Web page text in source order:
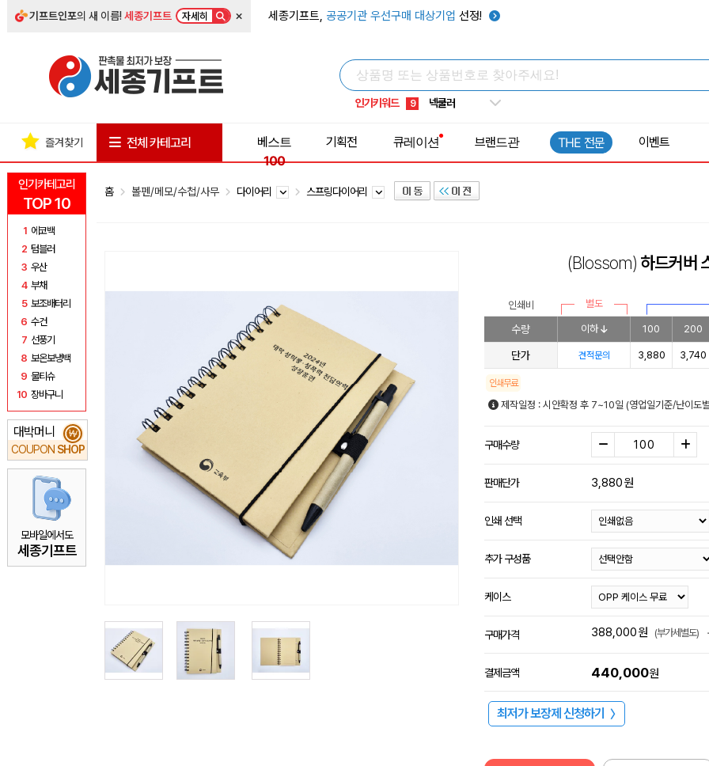
기프트인포의 새 이름!세종기프트 자세히 × 세종기프트, 공공기관 우선구매 대상기업 선정!
인기키워드
5 키캡
8 쿨토시
9 넥쿨러
1 선풍기
인기카테고리
TOP 10
1 에코백
2 텀블러
3 우산
4 부채
5 보조배터리
6 수건
7 선풍기
8 보온보냉백
9 물티슈
10 장바구니
대박머니
COUPON SHOP
₩
모바일에서도
세종기프트
즐겨찾기 전체 카테고리
베스트
100
기획전 큐레이션 브랜드관 THE 전문 이벤트
홈 볼펜/메모/수첩/사무 다이어리 스프링다이어리
(Blossom) 하드커버
인쇄비 별도
수량 이하 100 200
단가 견적문의 3,880 3,740
인쇄무료
제작일정 : 시안확정 후 7~10일 (영업일기준/난이도
구매수량
판매단가 3,880원
인쇄 선택
추가 구성품
케이스
구매가격 388,000원 (부가세별도)
결제금액 440,000원
최저가 보장제 신청하기 〉